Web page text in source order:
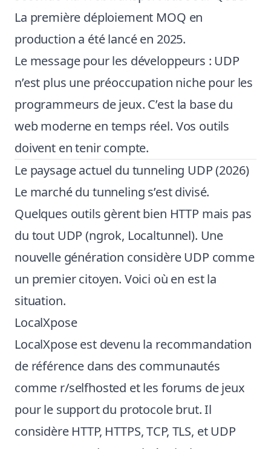
La première déploiement MOQ en
production a été lancé en 2025.
Le message pour les développeurs : UDP
n’est plus une préoccupation niche pour les
programmeurs de jeux. C’est la base du
web moderne en temps réel. Vos outils
doivent en tenir compte.
Le paysage actuel du tunneling UDP (2026)
Le marché du tunneling s’est divisé.
Quelques outils gèrent bien HTTP mais pas
du tout UDP (ngrok, Localtunnel). Une
nouvelle génération considère UDP comme
un premier citoyen. Voici où en est la
situation.
LocalXpose
LocalXpose est devenu la recommandation
de référence dans des communautés
comme r/selfhosted et les forums de jeux
pour le support du protocole brut. Il
considère HTTP, HTTPS, TCP, TLS, et UDP